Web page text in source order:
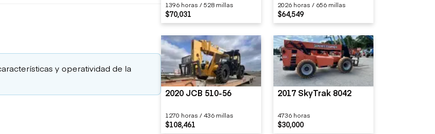
y operatividad de la
1396 horas / 528 millas
$70,031
2026 horas / 656 millas
$64,549
2020 JCB 510-56
1270 horas / 436 millas
$108,461
2017 SkyTrak 8042
4736 horas
$30,000